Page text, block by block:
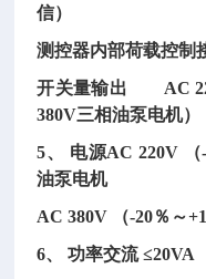
信）
测控器内部荷载控制
开关量输出 AC
380V三相油泵电机）
5、 电源AC 220V
油泵电机
AC 380V （-20％～
6、 功率交流 ≤20VA